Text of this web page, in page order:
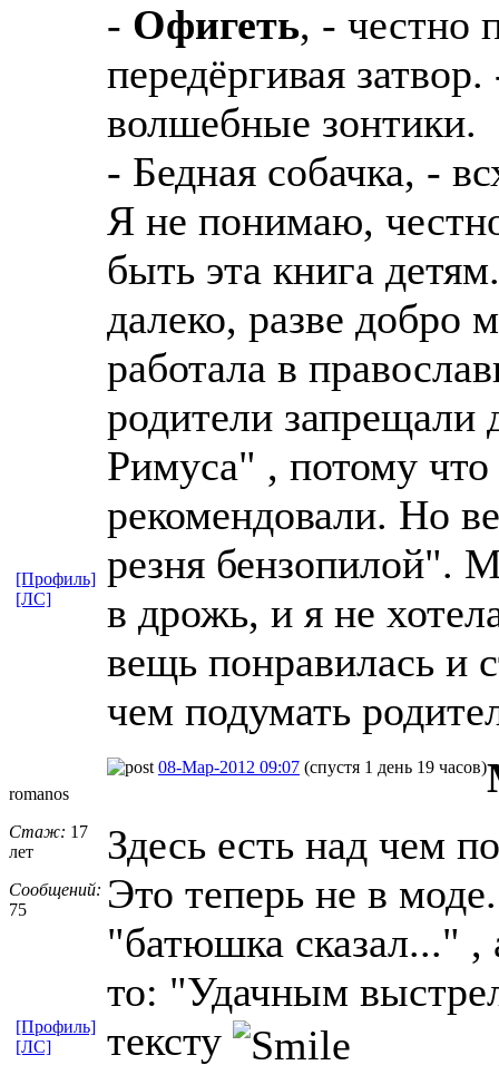
- Офигеть, - честно
передёргивая
волшебные зонтики.
- Бедная собачка, -
Я не понимаю,
быть эта книга
далеко, разве добро
работала в
родители
Римуса" , потому что
рекомендовали. Но
резня бензопилой".
в дрожь, и я не
вещь понравилась и
чем подумать
[Профиль]
[ЛС]
romanos
Стаж: 17
лет
Сообщений:
75
08-Мар-2012 09:07 (спустя 1 день 19 часов)
Здесь есть над чем
Это теперь не в
"батюшка сказал..." ,
то: "Удачным
тексту
[Профиль]
[ЛС]